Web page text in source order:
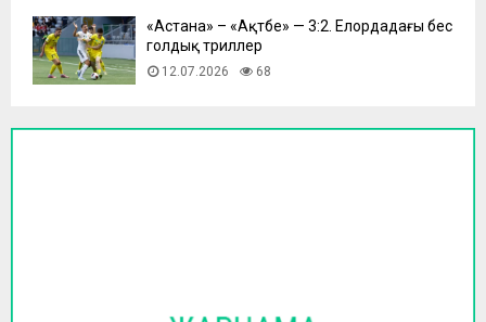
​«Астана» – «Ақтөбе» — 3:2. Елордадағы бес
голдық триллер
12.07.2026 68